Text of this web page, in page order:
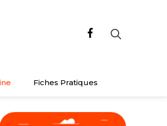
Fiches Pratiques